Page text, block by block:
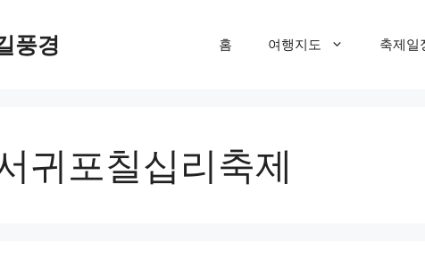
풍경 홈 여행지도 축제일
귀포칠십리축제